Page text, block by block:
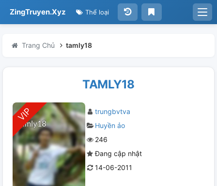
ZingTruyen.Xyz Thể loại
Trang Chủ tamly18
TAMLY18
trungbvtva
Huyền ảo
246
Đang cập nhật
14-06-2011